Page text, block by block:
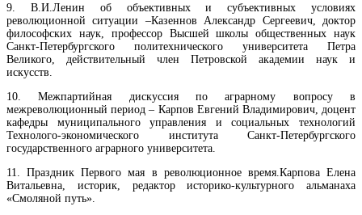
9. В.И.Ленин об объективных и субъективных условиях
революционной ситуации –Казеннов Александр Сергеевич, доктор
философских наук, профессор Высшей школы общественных наук
Санкт-Петербургского политехнического университета Петра
Великого, действительный член Петровской академии наук и
искусств.
10 . Межпартийная дискуссия по аграрному вопросу в
межреволюционный период– Карпов Евгений Владимирович, доцент
кафедры муниципального управления и социальных технологий
Технолого-экономического института Санкт-Петербургского
государственного аграрного университета.
11.Праздник Первого мая в революционное время. Карпова Елена
Витальевна, историк, редактор историко-культурного альманаха
«Смоляной путь».